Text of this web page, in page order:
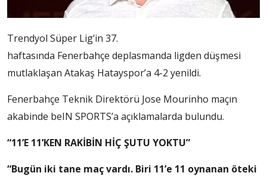
Trendyol Süper Lig’in 37.
haftasında Fenerbahçe deplasmanda ligden düşmesi
mutlaklaşan Atakaş Hatayspor’a 4-2 yenildi.
Fenerbahçe Teknik Direktörü Jose Mourinho maçın
akabinde beIN SPORTS’a açıklamalarda bulundu.
“11’E 11’KEN RAKİBİN HİÇ ŞUTU YOKTU”
“Bugün iki tane maç vardı. Biri 11’e 11 oynanan öteki